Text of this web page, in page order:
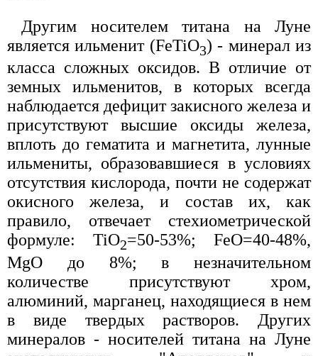
Другим носителем титана на Луне
является ильменит (FeTiO3) - минерал из
класса сложных оксидов. В отличие от
земных ильменитов, в которых всегда
наблюдается дефицит закисного железа и
присутствуют высшие оксиды железа,
вплоть до гематита и магнетита, лунные
ильмениты, образовавшиеся в условиях
отсутствия кислорода, почти не содержат
окисного железа, и состав их, как
правило, отвечает стехиометрической
формуле: TiO2=50-53%; FeO=40-48%,
MgO до 8%; в незначительном
количестве присутствуют хром,
алюминий, марганец, находящиеся в нем
в виде твердых растворов. Других
минералов - носителей титана на Луне